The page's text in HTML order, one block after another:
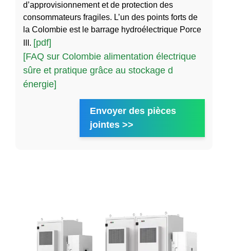
d’approvisionnement et de protection des
consommateurs fragiles. L’un des points forts de
la Colombie est le barrage hydroélectrique Porce
III. [pdf]
[FAQ sur Colombie alimentation électrique
sûre et pratique grâce au stockage d
énergie]
Envoyer des pièces
jointes >>